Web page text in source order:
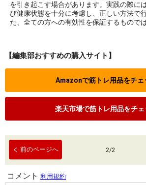
を引き起こす場合があります。実践の際に
び健康状態を十分に考慮し、正しい方法で
た、全ての方への有効性を保証するもので
【編集部おすすめの購入サイト】
Amazonで筋トレ用品をチェ
楽天市場で筋トレ用品をチェ
前のページへ 2/2